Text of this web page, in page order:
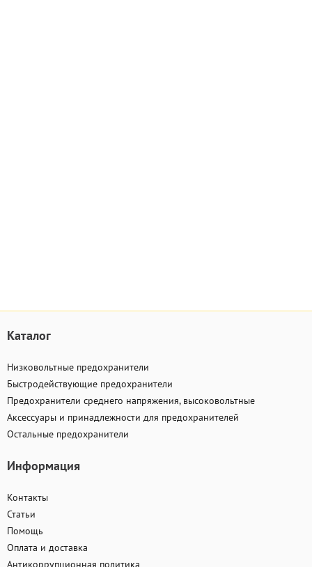
Каталог
Низковольтные предохранители
Быстродействующие предохранители
Предохранители среднего напряжения, высоковольтные
Аксессуары и принадлежности для предохранителей
Остальные предохранители
Информация
Контакты
Статьи
Помощь
Оплата и доставка
Антикоррупционная политика